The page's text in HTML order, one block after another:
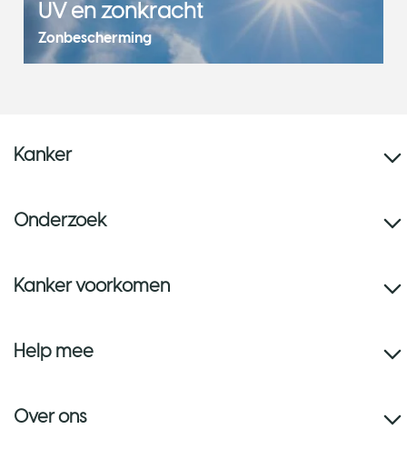
UV en zonkracht
Zonbescherming
Kanker
Onderzoek
Kanker voorkomen
Help mee
Over ons